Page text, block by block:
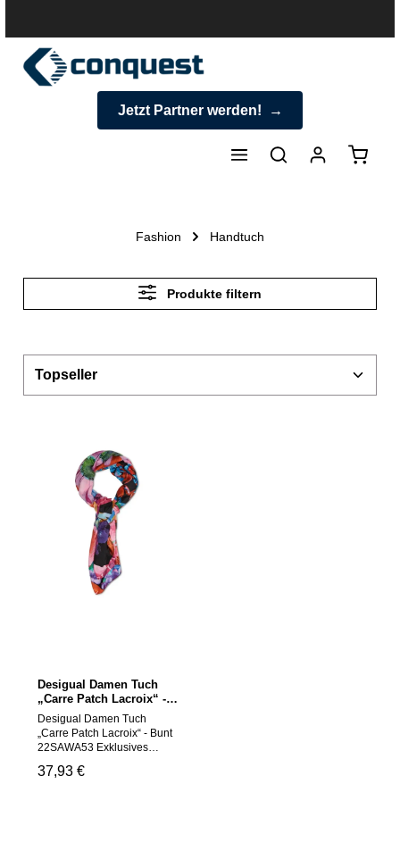
Jetzt Partner werden!
Fashion Handtuch
Produkte filtern
Desigual Damen Tuch
„Carre Patch Lacroix“ -
Bunt 22SAWA53
Desigual Damen Tuch
„Carre Patch Lacroix“ - Bunt
22SAWA53 Exklusives
im Modell „Carre Patch
Regulärer Preis:
37,93 €